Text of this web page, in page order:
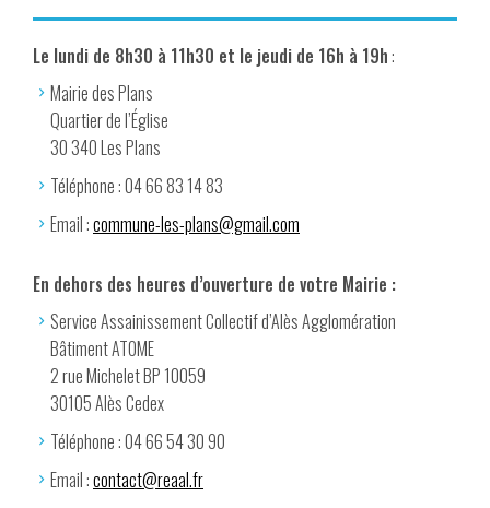
Le lundi de 8h30 à 11h30 et le jeudi de 16h à 19h:
Mairie des Plans
Quartier de l’Église
30 340 Les Plans
Téléphone : 04 66 83 14 83
Email :commune-les-plans@gmail.com
En dehors des heures d’ouverture de votre Mairie :
Service Assainissement Collectif d’Alès Agglomération
Bâtiment ATOME
2 rue Michelet BP 10059
30105 Alès Cedex
Téléphone : 04 66 54 30 90
Email :contact@reaal.fr